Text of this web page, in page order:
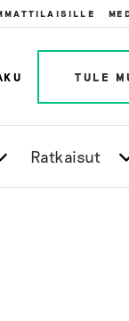
TULE
Ratkaisut